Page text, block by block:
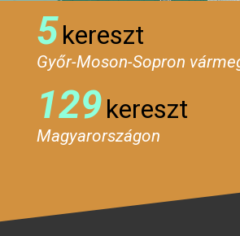
5kereszt
Győr-Moson-Sopron
129kereszt
Magyarországon